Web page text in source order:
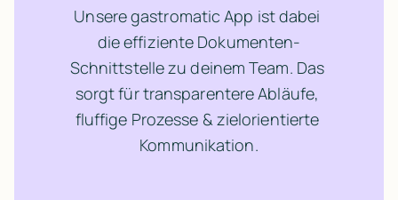
Unsere gastromatic App ist dabei
die effiziente Dokumenten-
Schnittstelle zu deinem Team. Das
sorgt für transparentere Abläufe,
fluffige Prozesse & zielorientierte
Kommunikation.